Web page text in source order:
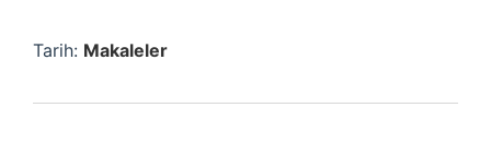
Tarih: Makaleler